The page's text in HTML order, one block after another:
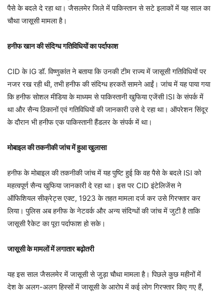
पैसे के बदले दे रहा था। जैसलमेर जिले में पाकिस्तान से सटे इलाकों में यह साल का
चौथा जासूसी मामला है।
हनीफ खान की संदिग्ध गतिविधियों का पर्दाफाश
CID के IG डॉ. विष्णुकांत ने बताया कि उनकी टीम राज्य में जासूसी गतिविधियों पर
नजर रख रही थी, तभी हनीफ की संदिग्ध हरकतें सामने आईं। जांच में यह पाया गया
कि हनीफ सोशल मीडिया के माध्यम से पाकिस्तानी खुफिया एजेंसी ISI के संपर्क में
था और सैन्य ठिकानों एवं गतिविधियों की जानकारी उसे दे रहा था। ऑपरेशन सिंदूर
के दौरान भी हनीफ एक पाकिस्तानी हैंडलर के संपर्क में था।
मोबाइल की तकनीकी जांच में हुआ खुलासा
हनीफ के मोबाइल की तकनीकी जांच में यह पुष्टि हुई कि वह पैसे के बदले ISI को
महत्वपूर्ण सैन्य खुफिया जानकारी दे रहा था। इस पर CID इंटेलिजेंस ने
ऑफिशियल सीक्रेट्स एक्ट, 1923 के तहत मामला दर्ज कर उसे गिरफ्तार कर
लिया। पुलिस अब हनीफ के नेटवर्क और अन्य संदिग्धों की जांच में जुटी है ताकि
जासूसी रैकेट का पूरा पर्दाफाश हो सके।
जासूसी के मामलों में लगातार बढ़ोतरी
यह इस साल जैसलमेर में जासूसी से जुड़ा चौथा मामला है। पिछले कुछ महीनों में
देश के अलग-अलग हिस्सों में जासूसी के आरोप में कई लोग गिरफ्तार किए गए हैं,